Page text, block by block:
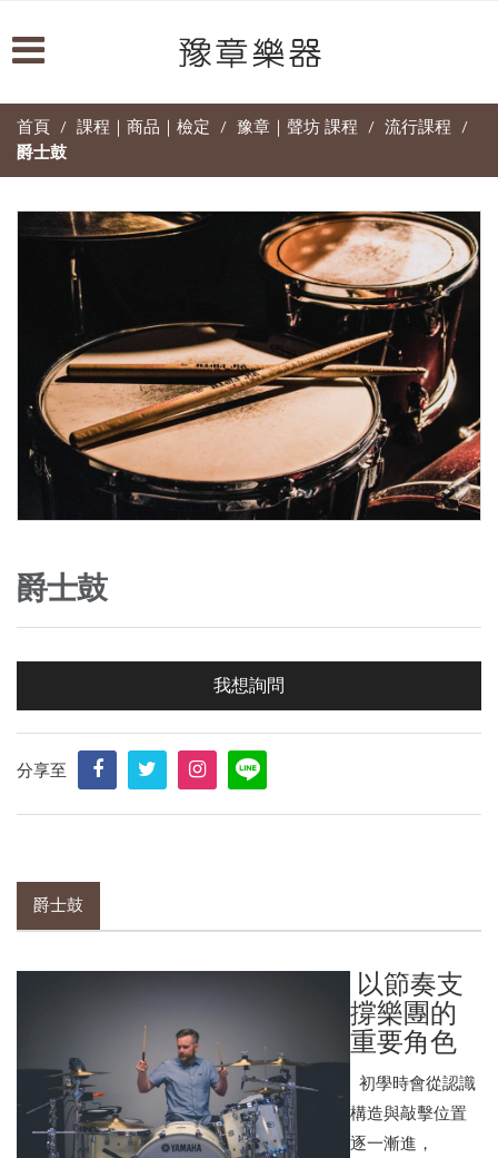
首頁 / 課程｜商品｜檢定 / 豫章｜聲坊 課程 / 流行課程 /
爵士鼓
爵士鼓
我想詢問
分享至
爵士鼓
以節奏支
撐樂團的
重要角色
初學時會從認識
構造與敲擊位置
逐一漸進，